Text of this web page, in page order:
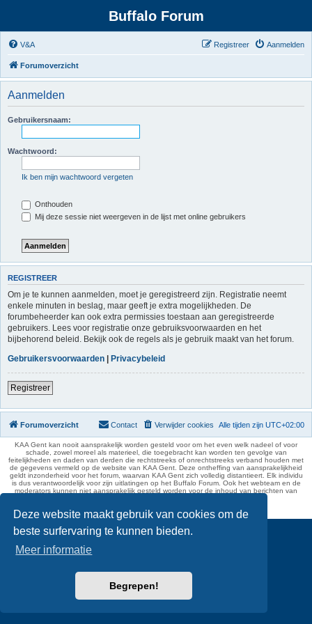
Deze website maakt gebruik van cookies om de
beste surfervaring te kunnen bieden.
Meer informatie
Begrepen!
Buffalo Forum
V&A Aanmelden
Registreer
Forumoverzicht
Aanmelden
Gebruikersnaam:
Wachtwoord:
Ik ben mijn wachtwoord vergeten
Onthouden
Mij deze sessie niet weergeven in de lijst met online gebruikers
REGISTREER
Om je te kunnen aanmelden, moet je geregistreerd zijn. Registratie neemt
enkele minuten in beslag, maar geeft je extra mogelijkheden. De
forumbeheerder kan ook extra permissies toestaan aan geregistreerde
gebruikers. Lees voor registratie onze gebruiksvoorwaarden en het
bijbehorend beleid. Bekijk ook de regels als je gebruik maakt van het forum.
Gebruikersvoorwaarden | Privacybeleid
Registreer
Forumoverzicht Alle tijden zijn UTC+02:00
Verwijder cookies
Contact
KAA Gent kan nooit aansprakelijk worden gesteld voor om het even welk nadeel of voor
schade, zowel moreel als materieel, die toegebracht kan worden ten gevolge van
feitelijkheden en daden van derden die rechtstreeks of onrechtstreeks verband houden met
de gegevens vermeld op de website van KAA Gent. Deze ontheffing van aansprakelijkheid
geldt inzonderheid voor het forum, waarvan KAA Gent zich volledig distantieert. Elk individu
is dus verantwoordelijk voor zijn uitlatingen op het Buffalo Forum. Ook het webteam en de
moderators kunnen niet aansprakelijk gesteld worden voor de inhoud van berichten van